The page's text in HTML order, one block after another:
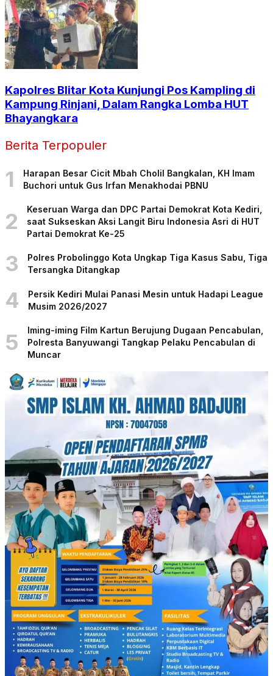
Kapolres Blitar Kota Kunjungi Pos Kampling di
Kampung Rinjani, Dalam Rangka Lomba HUT
Bhayangkara
Berita Terpopuler
1
Harapan Besar Cicit Mbah Cholil Bangkalan, KH Imam
Buchori untuk Gus Irfan Menakhodai PBNU
2
Keseruan Warga dan DPC Partai Demokrat Kota Kediri,
saat Sukseskan Aksi Langit Biru Indonesia Asri di HUT
Partai Demokrat Ke-25
3
Polres Probolinggo Kota Ungkap Tiga Kasus Sabu, Tiga
Tersangka Ditangkap
4
Persik Kediri Mulai Panasi Mesin untuk Hadapi League
Musim 2026/2027
5
Iming-iming Film Kartun Berujung Dugaan Pencabulan,
Polresta Banyuwangi Tangkap Pelaku Pencabulan di
Muncar